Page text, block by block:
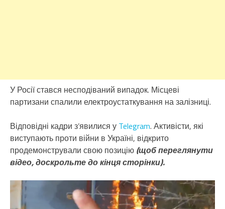
У Росії стався несподіваний випадок. Місцеві
партизани спалили електроустаткування на залізниці.
Відповідні кадри з’явилися у Telegram. Активісти, які
виступають проти війни в Україні, відкрито
продемонстрували свою позицію (щоб переглянути
відео, доскрольте до кінця сторінки).